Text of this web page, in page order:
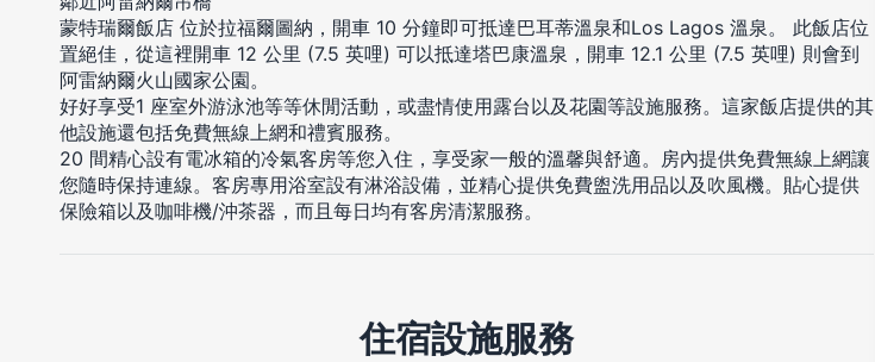
蒙特瑞爾飯店 位於拉福爾圖納，開車 10 分鐘即可抵達巴耳蒂溫泉和Los Lagos 溫泉。 此飯店位
置絕佳，從這裡開車 12 公里 (7.5 英哩) 可以抵達塔巴康溫泉，開車 12.1 公里 (7.5 英哩) 則會到
阿雷納爾火山國家公園。
好好享受1 座室外游泳池等等休閒活動，或盡情使用露台以及花園等設施服務。這家飯店提供的其
他設施還包括免費無線上網和禮賓服務。
20 間精心設有電冰箱的冷氣客房等您入住，享受家一般的溫馨與舒適。房內提供免費無線上網讓
您隨時保持連線。客房專用浴室設有淋浴設備，並精心提供免費盥洗用品以及吹風機。貼心提供
保險箱以及咖啡機/沖茶器，而且每日均有客房清潔服務。
住宿設施服務